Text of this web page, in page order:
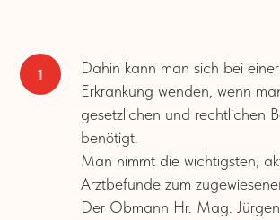
Dahin kann man sich bei
Erkrankung wenden, wenn
gesetzlichen und rechtlichen
benötigt.
Man nimmt die wichtigsten,
Arztbefunde zum
Der Obmann Hr. Mag.